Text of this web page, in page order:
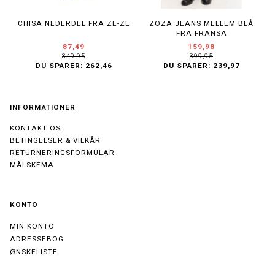
CHISA NEDERDEL FRA ZE-ZE
87,49
349,95
DU SPARER: 262,46
ZOZA JEANS MELLEM BLÅ
FRA FRANSA
159,98
399,95
DU SPARER: 239,97
INFORMATIONER
KONTAKT OS
BETINGELSER & VILKÅR
RETURNERINGSFORMULAR
MÅLSKEMA
KONTO
MIN KONTO
ADRESSEBOG
ØNSKELISTE